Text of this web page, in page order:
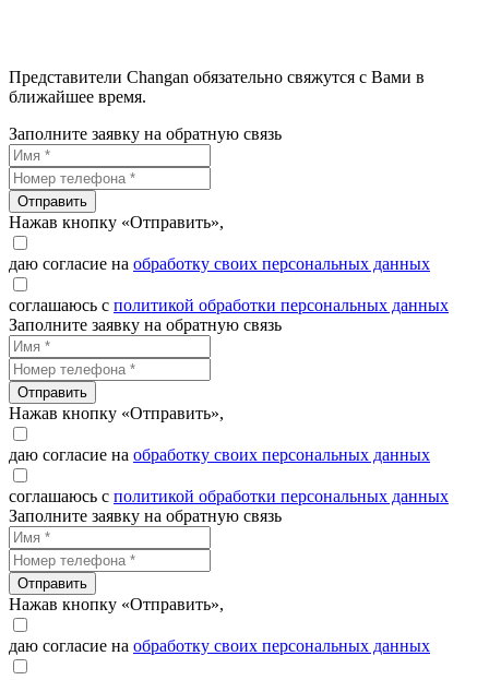
Представители Changan обязательно свяжутся с Вами в
ближайшее время.
Заполните заявку на обратную связь
Отправить
Нажав кнопку «Отправить»,
даю согласие на обработку своих персональных данных
соглашаюсь с политикой обработки персональных данных
Заполните заявку на обратную связь
Отправить
Нажав кнопку «Отправить»,
даю согласие на обработку своих персональных данных
соглашаюсь с политикой обработки персональных данных
Заполните заявку на обратную связь
Отправить
Нажав кнопку «Отправить»,
даю согласие на обработку своих персональных данных